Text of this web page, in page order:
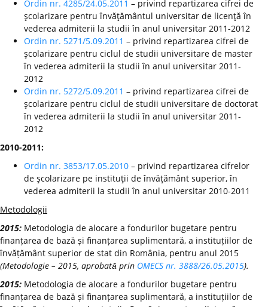
Ordin nr. 4285/24.05.2011 – privind repartizarea cifrei de
şcolarizare pentru învăţământul universitar de licenţă în
vederea admiterii la studii în anul universitar 2011-2012
Ordin nr. 5271/5.09.2011 – privind repartizarea cifrei de
şcolarizare pentru ciclul de studii universitare de master
în vederea admiterii la studii în anul universitar 2011-
2012
Ordin nr. 5272/5.09.2011 – privind repartizarea cifrei de
şcolarizare pentru ciclul de studii universitare de doctorat
în vederea admiterii la studii în anul universitar 2011-
2012
2010-2011:
Ordin nr. 3853/17.05.2010 – privind repartizarea cifrelor
de şcolarizare pe instituţii de învăţământ superior, în
vederea admiterii la studii în anul universitar 2010-2011
Metodologii
2015: Metodologia de alocare a fondurilor bugetare pentru
finanțarea de bază și finanțarea suplimentară, a instituțiilor de
învățământ superior de stat din România, pentru anul 2015
(Metodologie – 2015, aprobată prin OMECS nr. 3888/26.05.2015).
2015: Metodologia de alocare a fondurilor bugetare pentru
finanțarea de bază și finanțarea suplimentară, a instituțiilor de